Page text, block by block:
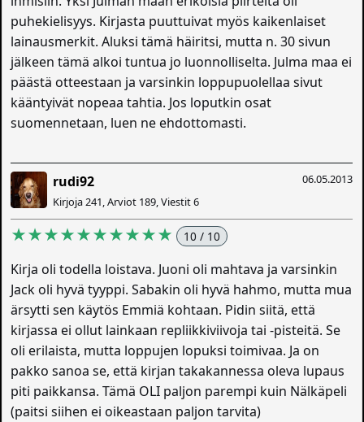
puhekielisyys. Kirjasta puuttuivat myös kaikenlaiset
lainausmerkit. Aluksi tämä häiritsi, mutta n. 30 sivun
jälkeen tämä alkoi tuntua jo luonnolliselta. Julma maa ei
päästä otteestaan ja varsinkin loppupuolellaa sivut
kääntyivät nopeaa tahtia. Jos loputkin osat
suomennetaan, luen ne ehdottomasti.
06.05.2013
rudi92
Kirjoja 241, Arviot 189, Viestit 6
★★★★★★★★★★ 10 / 10
Kirja oli todella loistava. Juoni oli mahtava ja varsinkin
Jack oli hyvä tyyppi. Sabakin oli hyvä hahmo, mutta mua
ärsytti sen käytös Emmiä kohtaan. Pidin siitä, että
kirjassa ei ollut lainkaan repliikkiviivoja tai -pisteitä. Se
oli erilaista, mutta loppujen lopuksi toimivaa. Ja on
pakko sanoa se, että kirjan takakannessa oleva lupaus
piti paikkansa. Tämä OLI paljon parempi kuin Nälkäpeli
(paitsi siihen ei oikeastaan paljon tarvita)